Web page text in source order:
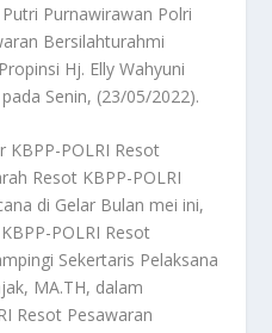
Purnawirawan Polri
Bersilahturahmi
Hj. Elly Wahyuni
Senin, (23/05/2022).
KBPP-POLRI Resot
Resot KBPP-POLRI
di Gelar Bulan mei ini,
POLRI Resot
Sekertaris Pelaksana
MA.TH, dalam
Resot Pesawaran